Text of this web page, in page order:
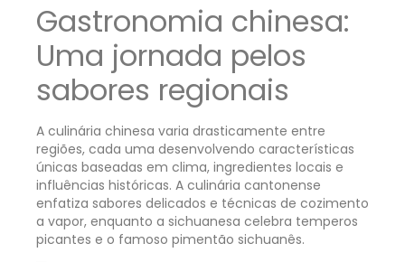
Gastronomia chinesa:
Uma jornada pelos
sabores regionais
A culinária chinesa varia drasticamente entre
regiões, cada uma desenvolvendo características
únicas baseadas em clima, ingredientes locais e
influências históricas. A culinária cantonense
enfatiza sabores delicados e técnicas de cozimento
a vapor, enquanto a sichuanesa celebra temperos
picantes e o famoso pimentão sichuanês.